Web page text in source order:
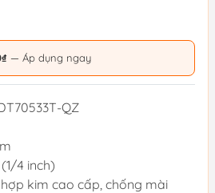
— Áp dụng ngay
QZ
4 inch)
hợp kim cao cấp, chống mài